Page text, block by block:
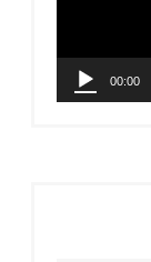
00:00